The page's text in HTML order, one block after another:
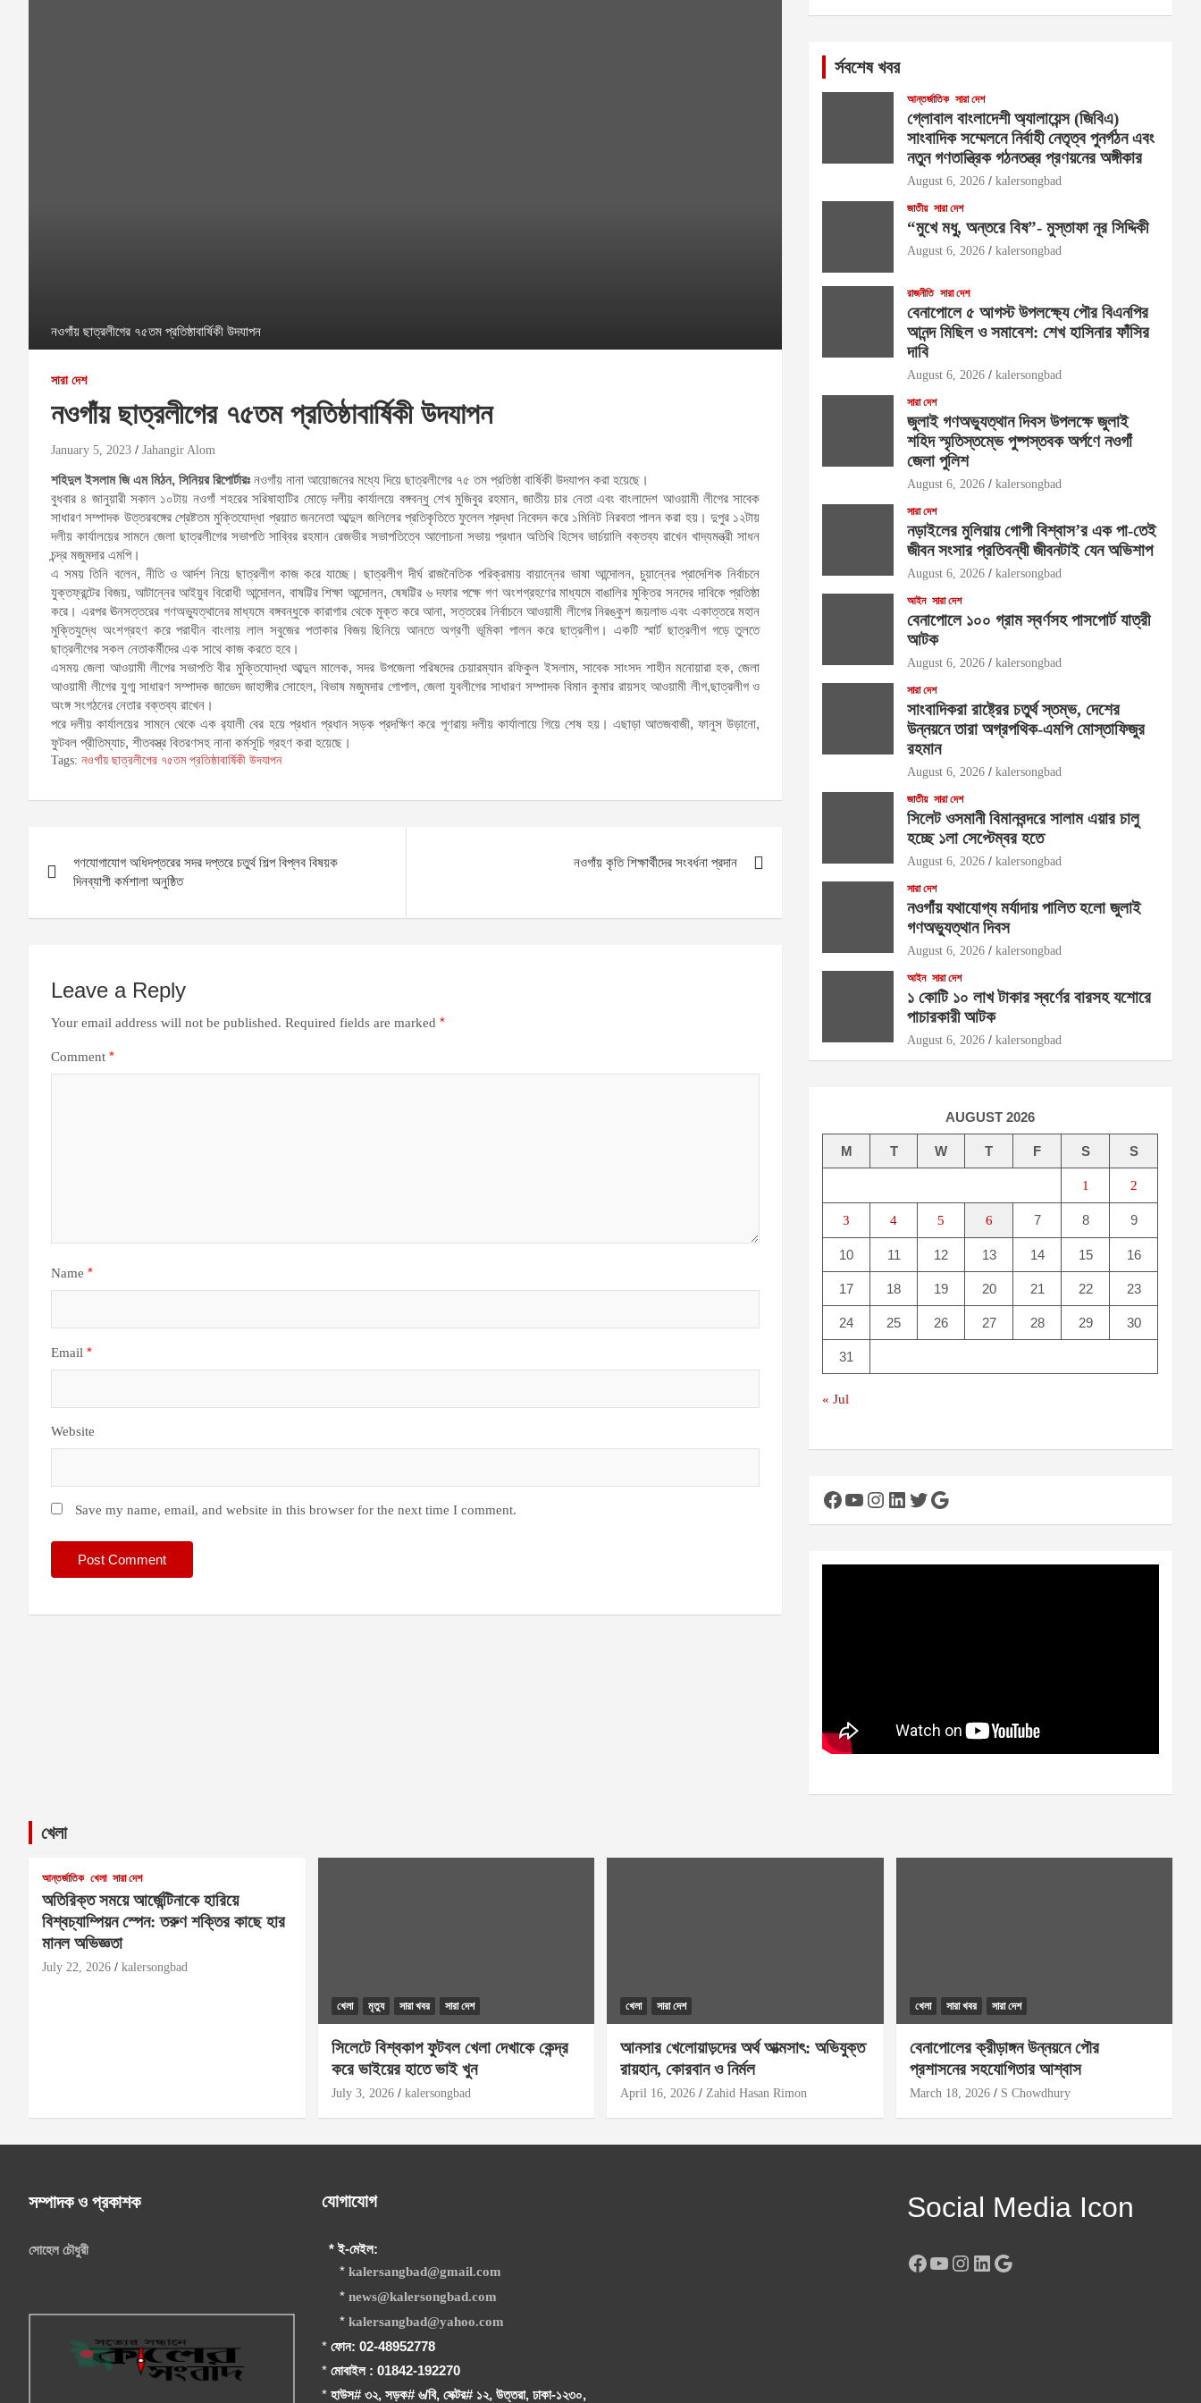
নওগাঁয় ছাত্রলীগের ৭৫তম প্রতিষ্ঠাবার্ষিকী উদযাপন
সারা দেশ
নওগাঁয় ছাত্রলীগের ৭৫তম প্রতিষ্ঠাবার্ষিকী উদযাপন
January 5, 2023 Jahangir Alom
শহিদুল ইসলাম জি এম মিঠন, সিনিয়র রিপোর্টারঃ নওগাঁয় নানা আয়োজনের মধ্যে দিয়ে ছাত্রলীগের ৭৫ তম প্রতিষ্ঠা বার্ষিকী উদযাপন করা হয়েছে।
বুধবার ৪ জানুয়ারী সকাল ১০টায় নওগাঁ শহরের সরিষাহাটির মোড়ে দলীয় কার্যালয়ে বঙ্গবন্ধু শেখ মুজিবুর রহমান, জাতীয় চার নেতা এবং বাংলাদেশ আওয়ামী লীগের সাবেক
সাধারণ সম্পাদক উত্তরবঙ্গের শ্রেষ্টতম মুক্তিযোদ্ধা প্রয়াত জননেতা আব্দুল জলিলের প্রতিকৃতিতে ফুলেল শ্রদ্ধা নিবেদন করে ১মিনিট নিরবতা পালন করা হয়। দুপুর ১২টায়
দলীয় কার্যালয়ের সামনে জেলা ছাত্রলীগের সভাপতি সাব্বির রহমান রেজভীর সভাপতিত্বে আলোচনা সভায় প্রধান অতিথি হিসেব ভার্চয়ালি বক্তব্য রাখেন খাদ্যমন্ত্রী সাধন
চন্দ্র মজুমদার এমপি।
এ সময় তিনি বলেন, নীতি ও আর্দশ নিয়ে ছাত্রলীগ কাজ করে যাচ্ছে। ছাত্রলীগ দীর্ঘ রাজনৈতিক পরিক্রমায় বায়ান্নের ভাষা আন্দোলন, চুয়ান্নের প্রাদেশিক নির্বাচনে
যুক্তফ্রন্টের বিজয়, আটান্নের আইয়ুব বিরোধী আন্দোলন, বাষট্টির শিক্ষা আন্দোলন, ষেষট্টির ৬ দফার পক্ষে গণ অংশগ্রহণের মাধ্যমে বাঙালির মুক্তির সনদের দাবিকে প্রতিষ্ঠা
করে। এরপর ঊনসত্তরের গণঅভ্যুত্থানের মাধ্যমে বঙ্গবন্ধুকে কারাগার থেকে মুক্ত করে আনা, সত্তরের নির্বাচনে আওয়ামী লীগের নিরঙ্কুশ জয়লাভ এবং একাত্তরে মহান
মুক্তিযুদ্ধে অংশগ্রহণ করে পরাধীন বাংলায় লাল সবুজের পতাকার বিজয় ছিনিয়ে আনতে অগ্রণী ভূমিকা পালন করে ছাত্রলীগ। একটি স্মার্ট ছাত্রলীগ গড়ে তুলতে
ছাত্রলীগের সকল নেতাকর্মীদের এক সাথে কাজ করতে হবে।
এসময় জেলা আওয়ামী লীগের সভাপতি বীর মুক্তিযোদ্ধা আব্দুল মালেক, সদর উপজেলা পরিষদের চেয়ারম্যান রফিকুল ইসলাম, সাবেক সাংসদ শাহীন মনোয়ারা হক, জেলা
আওয়ামী লীগের যুগ্ম সাধারণ সম্পাদক জাভেদ জাহাঙ্গীর সোহেল, বিভাষ মজুমদার গোপাল, জেলা যুবলীগের সাধারণ সম্পাদক বিমান কুমার রায়সহ আওয়ামী লীগ,ছাত্রলীগ ও
অংঙ্গ সংগঠনের নেতার বক্তব্য রাখেন।
পরে দলীয় কার্যালয়ের সামনে থেকে এক র‌্যালী বের হয়ে প্রধান প্রধান সড়ক প্রদক্ষিণ করে পূণরায় দলীয় কার্যালায়ে গিয়ে শেষ হয়। এছাড়া আতজবাজী, ফানুস উড়ানো,
ফুটবল প্রীতিম্যাচ, শীতবস্ত্র বিতরণসহ নানা কর্মসূচি গ্রহণ করা হয়েছে।
Tags: নওগাঁয় ছাত্রলীগের ৭৫তম প্রতিষ্ঠাবার্ষিকী উদযাপন
navigation
গণযোগাযোগ অধিদপ্তরের সদর দপ্তরে চতুর্থ শিল্প বিপ্লব বিষয়ক
দিনব্যাপী কর্মশালা অনুষ্ঠিত
নওগাঁয় কৃতি শিক্ষার্থীদের সংবর্ধনা প্রদান
Leave a Reply
Your email address will not be published. Required fields are marked *
Comment *
Name *
Email *
Website
Save my name, email, and website in this browser for the next time I comment.
র্সবশেষ খবর
আন্তর্জাতিক সারা দেশ
গ্লোবাল বাংলাদেশী অ্যালায়েন্স (জিবিএ)
সাংবাদিক সম্মেলনে নির্বাহী নেতৃত্ব পুনর্গঠন এবং
নতুন গণতান্ত্রিক গঠনতন্ত্র প্রণয়নের অঙ্গীকার
August 6, 2026 kalersongbad
জাতীয় সারা দেশ
“মুখে মধু, অন্তরে বিষ”- মুস্তাফা নূর সিদ্দিকী
August 6, 2026 kalersongbad
রাজনীতি সারা দেশ
বেনাপোলে ৫ আগস্ট উপলক্ষ্যে পৌর বিএনপির
আনন্দ মিছিল ও সমাবেশ: শেখ হাসিনার ফাঁসির
দাবি
August 6, 2026 kalersongbad
সারা দেশ
জুলাই গণঅভ্যুত্থান দিবস উপলক্ষে জুলাই
শহিদ স্মৃতিস্তম্ভে পুষ্পস্তবক অর্পণে নওগাঁ
জেলা পুলিশ
August 6, 2026 kalersongbad
সারা দেশ
নড়াইলের মুলিয়ায় গোপী বিশ্বাস’র এক পা-তেই
জীবন সংসার প্রতিবন্ধী জীবনটাই যেন অভিশাপ
August 6, 2026 kalersongbad
আইন সারা দেশ
বেনাপোলে ১০০ গ্রাম স্বর্ণসহ পাসপোর্ট যাত্রী
আটক
August 6, 2026 kalersongbad
সারা দেশ
সাংবাদিকরা রাষ্ট্রের চতুর্থ স্তম্ভ, দেশের
উন্নয়নে তারা অগ্রপথিক-এমপি মোস্তাফিজুর
রহমান
August 6, 2026 kalersongbad
জাতীয় সারা দেশ
সিলেট ওসমানী বিমানবন্দরে সালাম এয়ার চালু
হচ্ছে ১লা সেপ্টেম্বর হতে
August 6, 2026 kalersongbad
সারা দেশ
নওগাঁয় যথাযোগ্য মর্যাদায় পালিত হলো জুলাই
গণঅভ্যুত্থান দিবস
August 6, 2026 kalersongbad
আইন সারা দেশ
১ কোটি ১০ লাখ টাকার স্বর্ণের বারসহ যশোরে
পাচারকারী আটক​
August 6, 2026 kalersongbad
AUGUST 2026
M T W T F S S
1 2
3 4 5 6 7 8 9
10 11 12 13 14 15 16
17 18 19 20 21 22 23
24 25 26 27 28 29 30
31
« Jul
Facebook
YouTube
Instagram
LinkedIn
Twitter
Google
খেলা
আন্তর্জাতিক খেলা সারা দেশ
অতিরিক্ত সময়ে আর্জেন্টিনাকে হারিয়ে
বিশ্বচ্যাম্পিয়ন স্পেন: তরুণ শক্তির কাছে হার
মানল অভিজ্ঞতা
July 22, 2026 kalersongbad
খেলা মৃত্যু সারা খবর সারা দেশ
সিলেটে বিশ্বকাপ ফুটবল খেলা দেখাকে কেন্দ্র
করে ভাইয়ের হাতে ভাই খুন
July 3, 2026 kalersongbad
খেলা সারা দেশ
আনসার খেলোয়াড়দের অর্থ আত্মসাৎ: অভিযুক্ত
রায়হান, কোরবান ও নির্মল
April 16, 2026 Zahid Hasan Rimon
খেলা সারা খবর সারা দেশ
বেনাপোলের ক্রীড়াঙ্গন উন্নয়নে পৌর
প্রশাসনের সহযোগিতার আশ্বাস
March 18, 2026 S Chowdhury
সম্পাদক ও প্রকাশক
সোহেল চৌধুরী
যোগাযোগ
* ই-মেইল:
* kalersangbad@gmail.com
* news@kalersongbad.com
* kalersangbad@yahoo.com
* ফোন: 02-48952778
* মোবাইল : 01842-192270
* হাউস# ৩২, সড়ক# ৬/বি, সেক্টর# ১২, উত্তরা, ঢাকা-১২৩০,
Social Media Icon
Facebook
YouTube
Instagram
LinkedIn
Google